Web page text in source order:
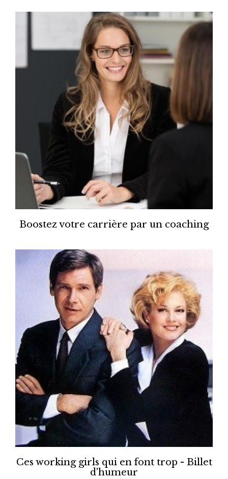
Boostez votre carrière par un coaching
Ces working girls qui en font trop - Billet
d'humeur